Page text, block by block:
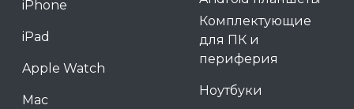
iPhone
iPad
Apple Watch
Mac
Комплектующие
для ПК и
периферия
Ноутбуки